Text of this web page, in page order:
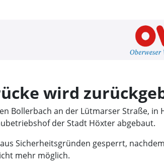
wird
Bollerbach an der Lütmarser Straße,
der Stadt Höxter abgebaut.
Sicherheitsgründen gesperrt,
mehr möglich.